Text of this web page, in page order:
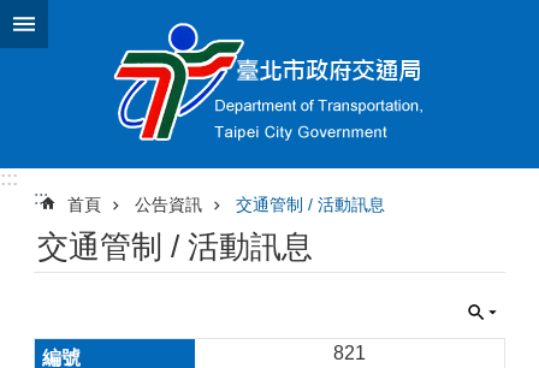
跳到主要內容區塊
:::
:::
首頁 公告資訊 交通管制 / 活動訊息
交通管制 / 活動訊息
821